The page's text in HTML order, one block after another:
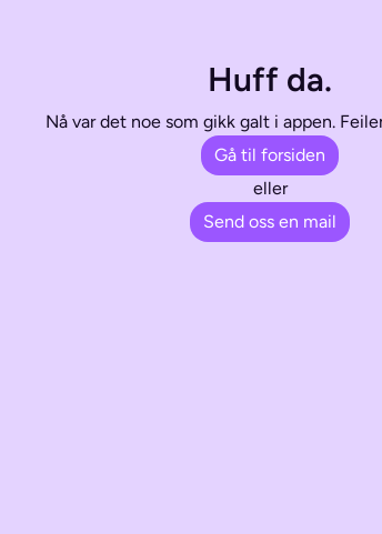
Huff da.
Nå var det noe som gikk galt i appen.
Gå til forsiden
eller
Send oss en mail